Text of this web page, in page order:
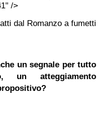
/>
dal Romanzo a fumetti
un segnale per tutto
atteggiamento